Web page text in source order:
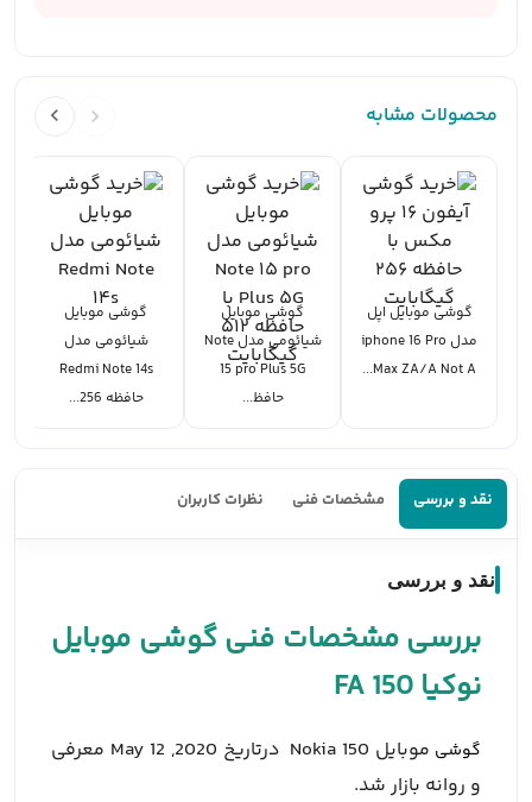
محصولات مشابه
گوشی موبایل اپل
مدل iphone 16 Pro
Max ZA/A Not A...
گوشی موبایل
شیائومی مدل Note
15 pro Plus 5G
حافظ...
گوشی موبایل
شیائومی مدل
Redmi Note 14s
حافظه 256...
نقد و بررسی مشخصات فنی نظرات کاربران
نقد و بررسی
بررسی مشخصات فنی گوشی موبایل
نوکیا 150 FA
گوشی
موبایل Nokia 150 درتاریخ 2020, May 12 معرفی
و روانه بازار شد.